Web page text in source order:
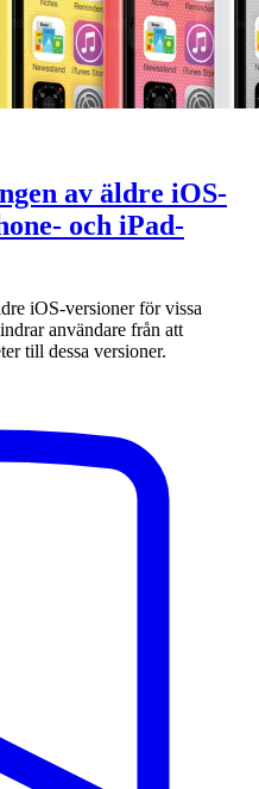
av äldre iOS-
och iPad-
iOS-versioner för vissa
användare från att
till dessa versioner.